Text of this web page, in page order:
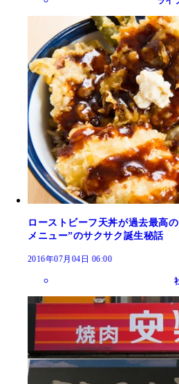
ローストビーフ天丼が過去最高
メニュー”のサクサク誕生秘話
2016年07月04日 06:00